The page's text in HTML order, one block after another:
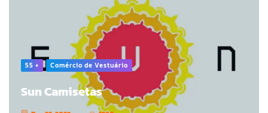
55 + Comércio de Vestuário
Sun Camisetas